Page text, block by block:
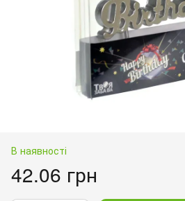
В наявності
42.06 грн